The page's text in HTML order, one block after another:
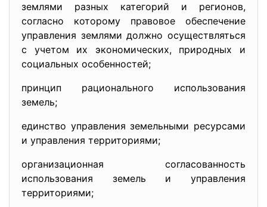
землями разных категорий и регионов,
согласно которому правовое обеспечение
управления землями должно осуществляться
с учетом их экономических, природных и
социальных особенностей;
принцип рационального использования
земель;
единство управления земельными ресурсами
и управления территориями;
организационная согласованность
использования земель и управления
территориями;